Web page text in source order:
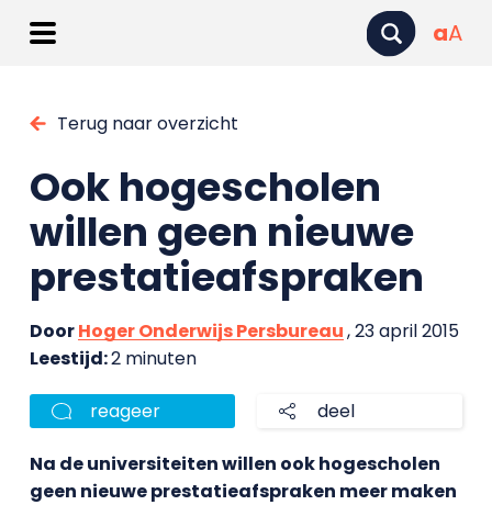
aA
Terug naar overzicht
Ook hogescholen
willen geen nieuwe
prestatieafspraken
DoorHoger Onderwijs Persbureau, 23 april 2015
Leestijd:2 minuten
reageer deel
Na de universiteiten willen ook hogescholen
geen nieuwe prestatieafspraken meer maken